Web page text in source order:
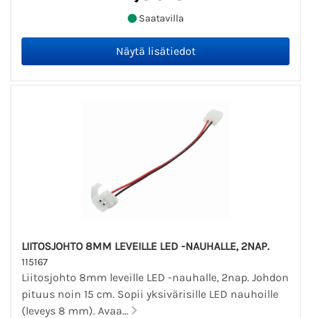
Saatavilla
LIITOSJOHTO 8MM LEVEILLE LED -NAUHALLE, 2NAP.
115167
Liitosjohto 8mm leveille LED -nauhalle, 2nap. Johdon
pituus noin 15 cm. Sopii yksivärisille LED nauhoille
(leveys 8 mm). Avaa...